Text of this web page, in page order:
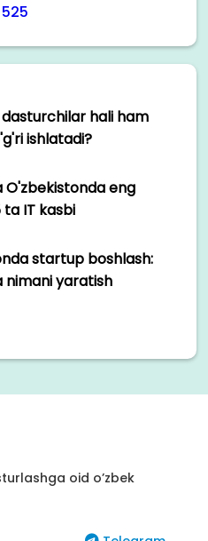
525
hali ham
ishlatadi?
O'zbekistonda eng
ta IT kasbi
startup boshlash:
nimani yaratish
oid o’zbek